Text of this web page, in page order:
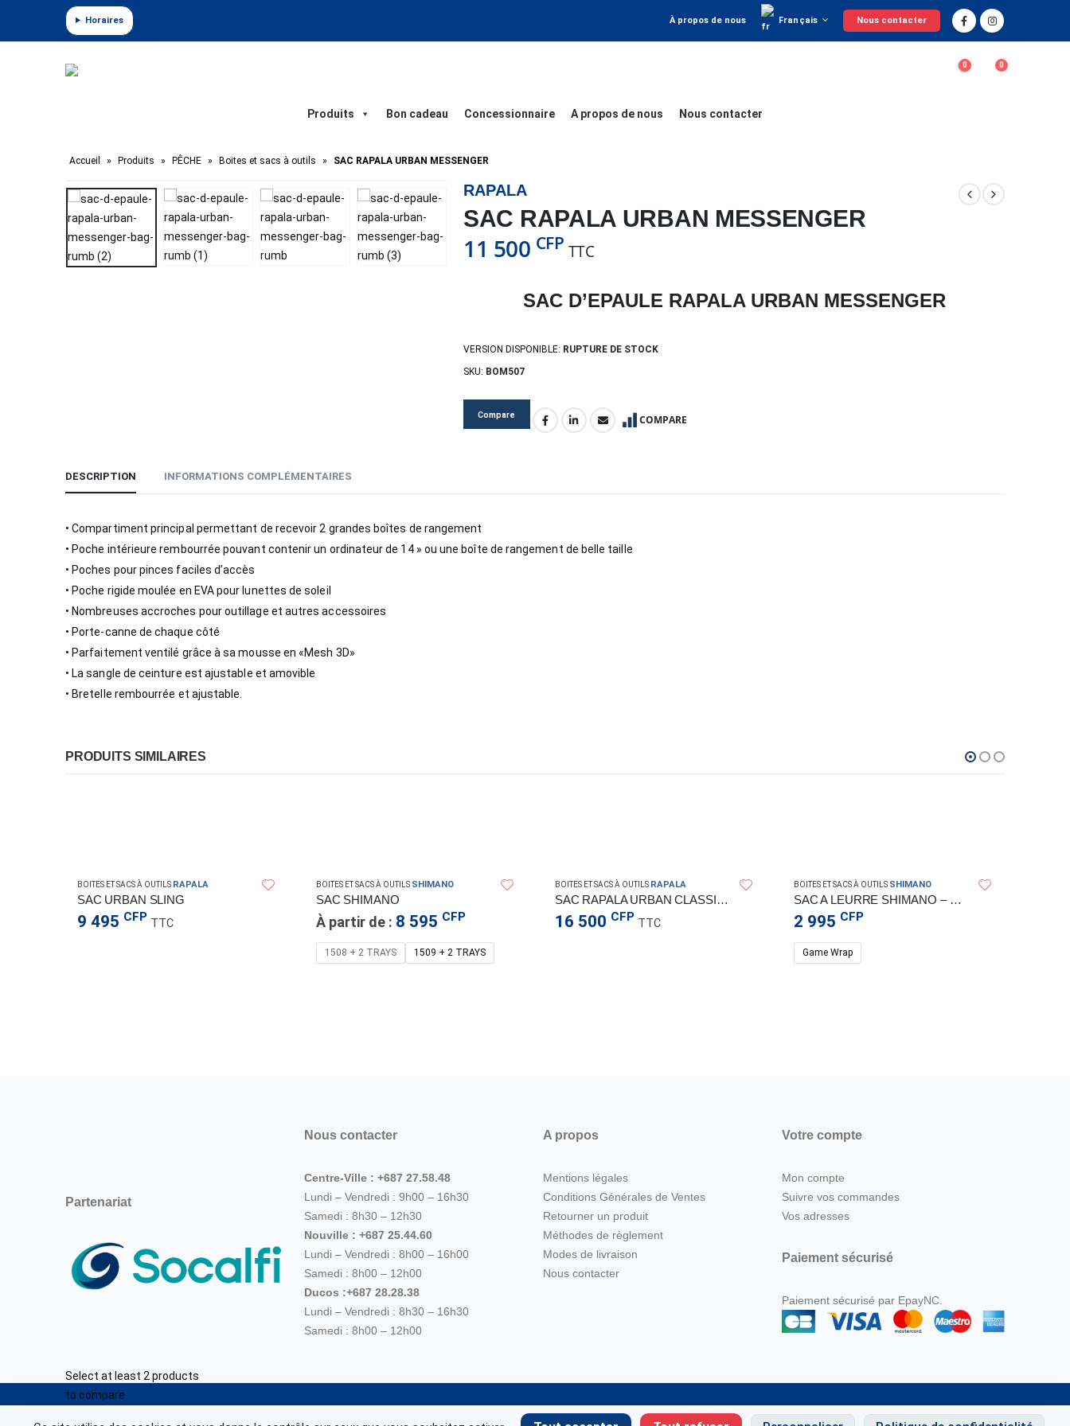
Horaires À propos de nous Français Nous contacter
0 0
Produits Bon cadeau Concessionnaire A propos de nous Nous contacter
Accueil » Produits » PÊCHE » Boites et sacs à outils » SAC RAPALA URBAN MESSENGER
RAPALA
SAC RAPALA URBAN MESSENGER
11 500 CFP TTC
SAC D’EPAULE RAPALA URBAN MESSENGER
VERSION DISPONIBLE: RUPTURE DE STOCK
SKU: BOM507
Compare COMPARE
DESCRIPTION INFORMATIONS COMPLÉMENTAIRES
• Compartiment principal permettant de recevoir 2 grandes boîtes de rangement
• Poche intérieure rembourrée pouvant contenir un ordinateur de 14 » ou une boîte de rangement de belle taille
• Poches pour pinces faciles d’accès
• Poche rigide moulée en EVA pour lunettes de soleil
• Nombreuses accroches pour outillage et autres accessoires
• Porte-canne de chaque côté
• Parfaitement ventilé grâce à sa mousse en «Mesh 3D»
• La sangle de ceinture est ajustable et amovible
• Bretelle rembourrée et ajustable.
PRODUITS SIMILAIRES
BOITES ET SACS À OUTILS RAPALA
SAC URBAN SLING
9 495 CFP TTC
BOITES ET SACS À OUTILS SHIMANO
SAC SHIMANO
À partir de : 8 595 CFP
1508 + 2 TRAYS 1509 + 2 TRAYS
BOITES ET SACS À OUTILS RAPALA
SAC RAPALA URBAN CLASSIC SLING
16 500 CFP TTC
BOITES ET SACS À OUTILS SHIMANO
SAC A LEURRE SHIMANO – GAME WRAP
2 995 CFP
Game Wrap
Partenariat
Nous contacter
Centre-Ville : +687 27.58.48
Lundi – Vendredi : 9h00 – 16h30
Samedi : 8h30 – 12h30
Nouville : +687 25.44.60
Lundi – Vendredi : 8h00 – 16h00
Samedi : 8h00 – 12h00
Ducos :+687 28.28.38
Lundi – Vendredi : 8h30 – 16h30
Samedi : 8h00 – 12h00
A propos
Mentions légales
Conditions Générales de Ventes
Retourner un produit
Méthodes de règlement
Modes de livraison
Nous contacter
Votre compte
Mon compte
Suivre vos commandes
Vos adresses
Paiement sécurisé
Paiement sécurisé par EpayNC.
Select at least 2 products
to compare
Panneau de gestion des cookies